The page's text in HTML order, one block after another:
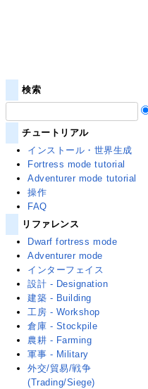
検索
チュートリアル
インストール・世界生成
Fortress mode tutorial
Adventurer mode tutorial
操作
FAQ
リファレンス
Dwarf fortress mode
Adventurer mode
インターフェイス
設計 - Designation
建築 - Building
工房 - Workshop
倉庫 - Stockpile
農耕 - Farming
軍事 - Military
外交/貿易/戦争
(Trading/Siege)